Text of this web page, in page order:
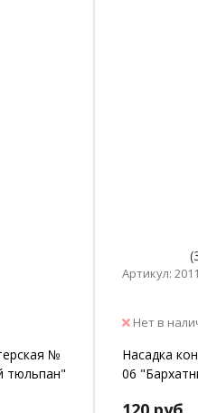
№
тюльпан"
Артикул:
Нет в
Насадка
06